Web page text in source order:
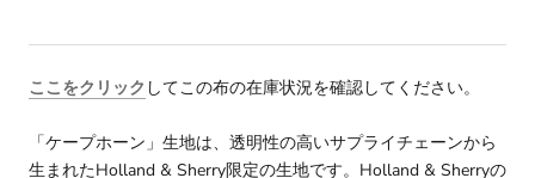
ここをクリック してこの布の在庫状況を確認してください。
「ケープホーン」生地は、透明性の高いサプライチェーンから
生まれたHolland & Sherry限定の生地です。Holland & Sherryの